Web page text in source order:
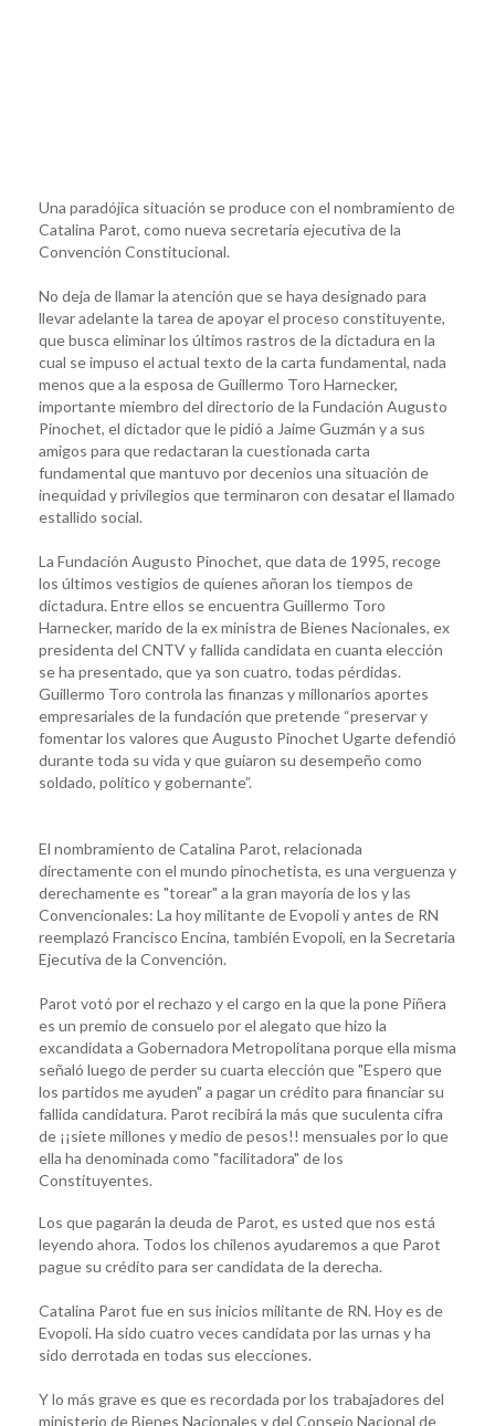
Una paradójica situación se produce con el nombramiento de
Catalina Parot, como nueva secretaria ejecutiva de la
Convención Constitucional.
No deja de llamar la atención que se haya designado para
llevar adelante la tarea de apoyar el proceso constituyente,
que busca eliminar los últimos rastros de la dictadura en la
cual se impuso el actual texto de la carta fundamental, nada
menos que a la esposa de Guillermo Toro Harnecker,
importante miembro del directorio de la Fundación Augusto
Pinochet, el dictador que le pidió a Jaime Guzmán y a sus
amigos para que redactaran la cuestionada carta
fundamental que mantuvo por decenios una situación de
inequidad y privilegios que terminaron con desatar el llamado
estallido social.
La Fundación Augusto Pinochet, que data de 1995, recoge
los últimos vestigios de quienes añoran los tiempos de
dictadura. Entre ellos se encuentra Guillermo Toro
Harnecker, marido de la ex ministra de Bienes Nacionales, ex
presidenta del CNTV y fallida candidata en cuanta elección
se ha presentado, que ya son cuatro, todas pérdidas.
Guillermo Toro controla las finanzas y millonarios aportes
empresariales de la fundación que pretende “preservar y
fomentar los valores que Augusto Pinochet Ugarte defendió
durante toda su vida y que guiaron su desempeño como
soldado, político y gobernante”.
El nombramiento de Catalina Parot, relacionada
directamente con el mundo pinochetista, es una verguenza y
derechamente es "torear" a la gran mayoría de los y las
Convencionales: La hoy militante de Evopoli y antes de RN
reemplazó Francisco Encina, también Evopoli, en la Secretaria
Ejecutiva de la Convención.
Parot votó por el rechazo y el cargo en la que la pone Piñera
es un premio de consuelo por el alegato que hizo la
excandidata a Gobernadora Metropolitana porque ella misma
señaló luego de perder su cuarta elección que "Espero que
los partidos me ayuden" a pagar un crédito para financiar su
fallida candidatura. Parot recibirá la más que suculenta cifra
de ¡¡siete millones y medio de pesos!! mensuales por lo que
ella ha denominada como "facilitadora" de los
Constituyentes.
Los que pagarán la deuda de Parot, es usted que nos está
leyendo ahora. Todos los chilenos ayudaremos a que Parot
pague su crédito para ser candidata de la derecha.
Catalina Parot fue en sus inicios militante de RN. Hoy es de
Evopoli. Ha sido cuatro veces candidata por las urnas y ha
sido derrotada en todas sus elecciones.
Y lo más grave es que es recordada por los trabajadores del
ministerio de Bienes Nacionales y del Consejo Nacional de